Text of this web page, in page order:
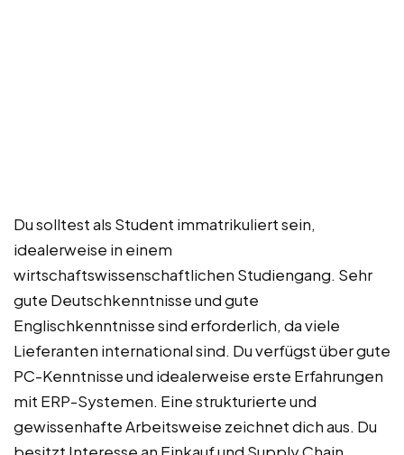
Du solltest als Student immatrikuliert sein,
idealerweise in einem
wirtschaftswissenschaftlichen Studiengang. Sehr
gute Deutschkenntnisse und gute
Englischkenntnisse sind erforderlich, da viele
Lieferanten international sind. Du verfügst über gute
PC-Kenntnisse und idealerweise erste Erfahrungen
mit ERP-Systemen. Eine strukturierte und
gewissenhafte Arbeitsweise zeichnet dich aus. Du